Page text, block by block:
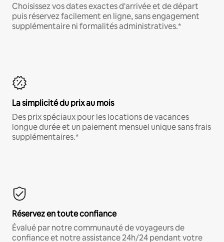
Choisissez vos dates exactes d'arrivée et de départ
puis réservez facilement en ligne, sans engagement
supplémentaire ni formalités administratives.*
La simplicité du prix au mois
Des prix spéciaux pour les locations de vacances
longue durée et un paiement mensuel unique sans frais
supplémentaires.*
Réservez en toute confiance
Évalué par notre communauté de voyageurs de
confiance et notre assistance 24h/24 pendant votre